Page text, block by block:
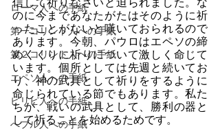
ローマ人への手紙
第一コリント人への手紙
第２コリント人への手紙
エペソ人への手紙
ピリピ人への手紙
へブル人への手紙
のに今まであなたがたはそのように祈
ったことがないと嘆いておられるので
あります。今朝、パウロはエペソの締
めくくりに祈りについて激しく命じて
います。個所としては先週と続いてお
り、神の武具として祈りをするように
命じられている節でもあります。私た
ちが、戦いの武具として、勝利の器と
して祈ることを始めるためです。